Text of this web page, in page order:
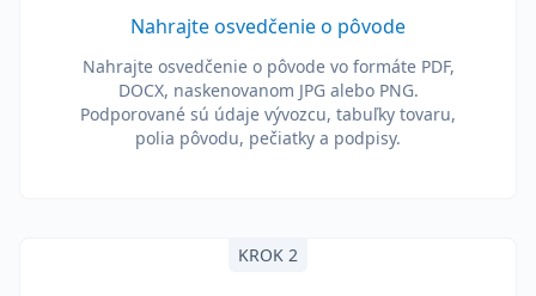
Nahrajte osvedčenie o pôvode
Nahrajte osvedčenie o pôvode vo formáte PDF,
DOCX, naskenovanom JPG alebo PNG.
Podporované sú údaje vývozcu, tabuľky tovaru,
polia pôvodu, pečiatky a podpisy.
KROK 2